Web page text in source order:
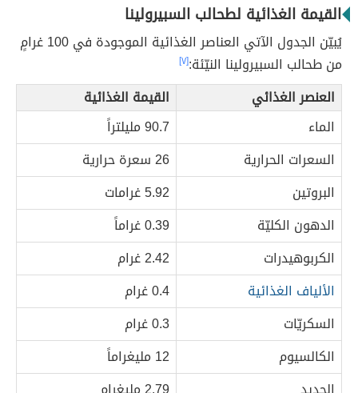
القيمة الغذائية لطحالب السبيرولينا
يُبيّن الجدول الآتي العناصر الغذائية الموجودة في 100 غرامٍ
من طحالب السبيرولينا النيّئة:[٧]
العنصر الغذائي
القيمة الغذائية
الماء
90.7 مليلتراً
السعرات الحرارية
26 سعرة حرارية
البروتين
5.92 غرامات
الدهون الكليّة
0.39 غراماً
الكربوهيدرات
2.42 غرام
الألياف الغذائية
0.4 غرام
السكريّات
0.3 غرام
الكالسيوم
12 مليغراماً